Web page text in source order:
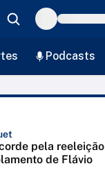
Podcasts
pela reeleição
de Flávio